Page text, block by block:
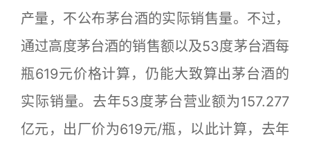
产量，不公布茅台酒的实际销售量。不过，
通过高度茅台酒的销售额以及53度茅台酒每
瓶619元价格计算，仍能大致算出茅台酒的
实际销量。去年53度茅台营业额为157.277
亿元，出厂价为619元/瓶，以此计算，去年